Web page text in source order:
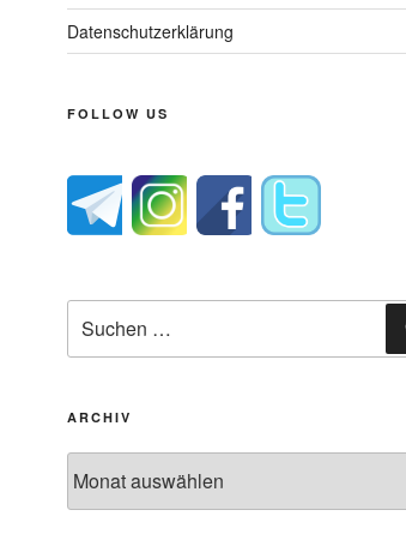
Datenschutzerklärung
FOLLOW US
nach:
ARCHIV